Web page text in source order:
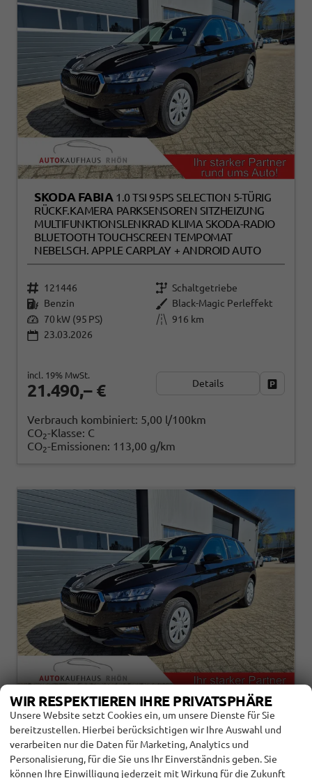
SKODA FABIA 1.0 TSI 95PS SELECTION 5-TÜRIG
RÜCKF.KAMERA PARKSENSOREN SITZHEIZUNG
MULTIFUNKTIONSLENKRAD KLIMA SKODA-RADIO
BLUETOOTH TOUCHSCREEN TEMPOMAT
NEBELSCH. APPLE CARPLAY + ANDROID AUTO
121446
Schaltgetriebe
Benzin
Black-Magic Perleffekt
70 kW (95 PS)
916 km
23.03.2026
21.490,– €
incl. 19% MwSt.
Details
Verbrauch kombiniert: 5,00 l/100km
CO2-Klasse: C
CO2-Emissionen: 113,00 g/km
SKODA FABIA 1.0 TSI 95PS SELECTION 5-TÜRIG
RÜCKF.KAMERA PARKSENSOREN SITZHEIZUNG
MULTIFUNKTIONSLENKRAD KLIMA SKODA-RADIO
BLUETOOTH TOUCHSCREEN TEMPOMAT
NEBELSCH. APPLE CARPLAY + ANDROID AUTO
WIR RESPEKTIEREN IHRE PRIVATSPHÄRE
Unsere Website setzt Cookies ein, um unsere Dienste für Sie
bereitzustellen. Hierbei berücksichtigen wir Ihre Auswahl und
verarbeiten nur die Daten für Marketing, Analytics und
Personalisierung, für die Sie uns Ihr Einverständnis geben. Sie
können Ihre Einwilligung jederzeit mit Wirkung für die Zukunft